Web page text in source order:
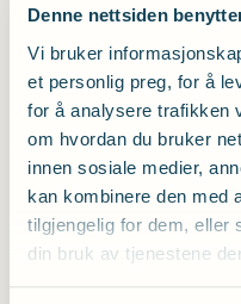
Denne nettsiden
Vi bruker
et personlig preg, for å
for å analysere trafikken
om hvordan du bruker
innen sosiale medier,
kan kombinere den med
tilgjengelig for dem, eller
din bruk av tjenestene
Når hørselstap
Dette er kanskje
en
verste fall kan det
utdanning eller
når du hele tiden må
situasjoner, be folk